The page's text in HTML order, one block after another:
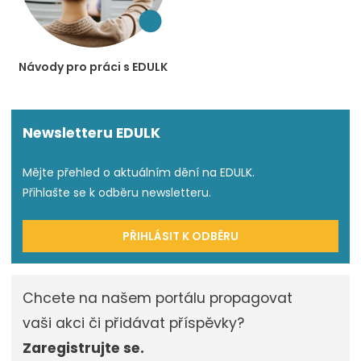
Návody pro práci s EDULK
Newsletteru EDULK
Mějte přehled o aktuálním dění na EDULK.
Přihlašte se k odběru newsletteru.
PŘIHLÁSIT K ODBĚRU
Chcete na našem portálu propagovat
vaši akci či přidávat příspěvky?
Zaregistrujte se.